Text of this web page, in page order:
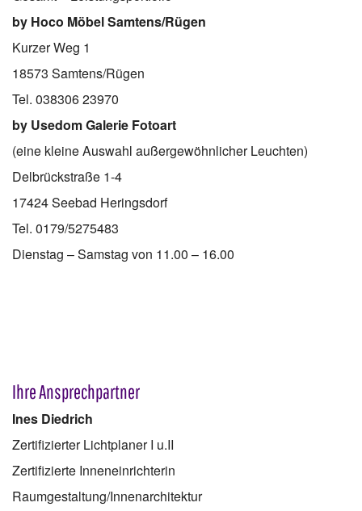
by Hoco Möbel Samtens/Rügen
Kurzer Weg 1
18573 Samtens/Rügen
Tel. 038306 23970
by Usedom Galerie Fotoart
(eine kleine Auswahl außergewöhnlicher Leuchten)
Delbrückstraße 1-4
17424 Seebad Heringsdorf
Tel. 0179/5275483
Dienstag – Samstag von 11.00 – 16.00
Ihre Ansprechpartner
Ines Diedrich
Zertifizierter Lichtplaner I u.II
Zertifizierte Inneneinrichterin
Raumgestaltung/Innenarchitektur